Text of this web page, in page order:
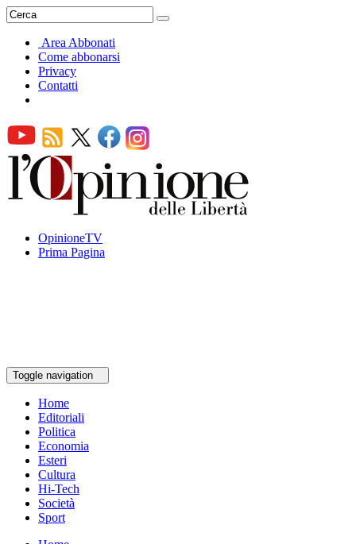
Area Abbonati
Come abbonarsi
Privacy
Contatti
OpinioneTV
Prima Pagina
Toggle navigation
Home
Editoriali
Politica
Economia
Esteri
Cultura
Hi-Tech
Società
Sport